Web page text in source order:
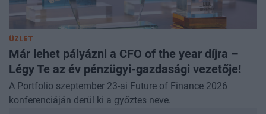
ÜZLET
Már lehet pályázni a CFO of the year díjra –
Légy Te az év pénzügyi-gazdasági vezetője!
A Portfolio szeptember 23-ai Future of Finance 2026
konferenciáján derül ki a győztes neve.